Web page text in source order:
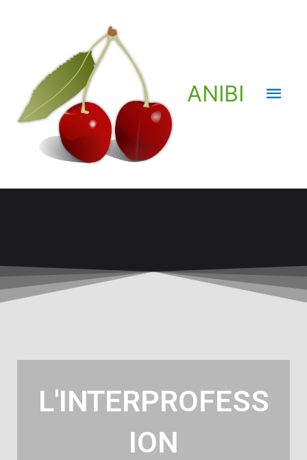
ANIBI
L'INTERPROFESS
ION